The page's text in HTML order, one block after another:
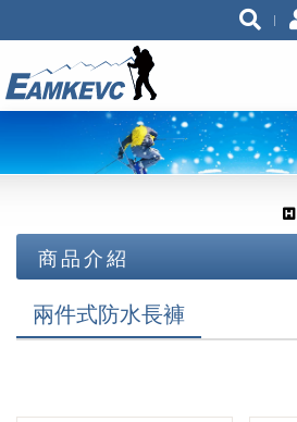
商品介紹
技術裝備 (工業/消防)
鉤環 連接環
技術裝備(運動)
兩件式防水長褲